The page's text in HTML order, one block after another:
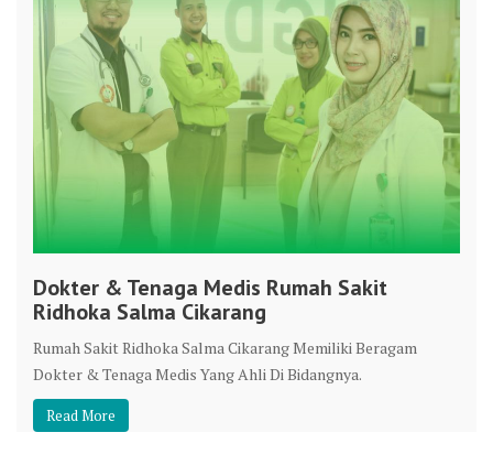
Dokter & Tenaga Medis Rumah Sakit
Ridhoka Salma Cikarang
Rumah Sakit Ridhoka Salma Cikarang Memiliki Beragam
Dokter & Tenaga Medis Yang Ahli Di Bidangnya.
Read More